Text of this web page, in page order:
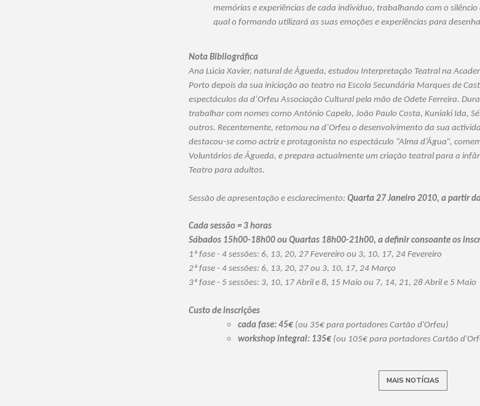
memórias e experiências de cada indivíduo, trabalhando com o
qual o formando utilizará as suas emoções e experiências para
Nota Bibliográfica
Ana Lúcia Xavier, natural de Águeda, estudou Interpretação Teatral na
Porto depois da sua iniciação ao teatro na Escola Secundária Marques de
espectáculos da d’Orfeu Associação Cultural pela mão de Odete Ferreira.
trabalhar com nomes como António Capelo, João Paulo Costa, Kuniaki Ida,
outros. Recentemente, retomou na d’Orfeu o desenvolvimento da sua
destacou-se como actriz e protagonista no espectáculo “Alma d’Água”,
Voluntários de Águeda, e prepara actualmente um criação teatral para a
Teatro para adultos.
Sessão de apresentação e esclarecimento: Quarta 27 Janeiro 2010, a partir
Cada sessão = 3 horas
Sábados 15h00-18h00 ou Quartas 18h00-21h00, a definir consoante os
1ª fase - 4 sessões: 6, 13, 20, 27 Fevereiro ou 3, 10, 17, 24 Fevereiro
2ª fase - 4 sessões: 6, 13, 20, 27 ou 3, 10, 17, 24 Março
3ª fase - 5 sessões: 3, 10, 17 Abril e 8, 15 Maio ou 7, 14, 21, 28 Abril e 5 Maio
Custo de inscrições
cada fase: 45€ (ou 35€ para portadores Cartão d'Orfeu)
workshop integral: 135€ (ou 105€ para portadores Cartão
MAIS NOTÍCIAS